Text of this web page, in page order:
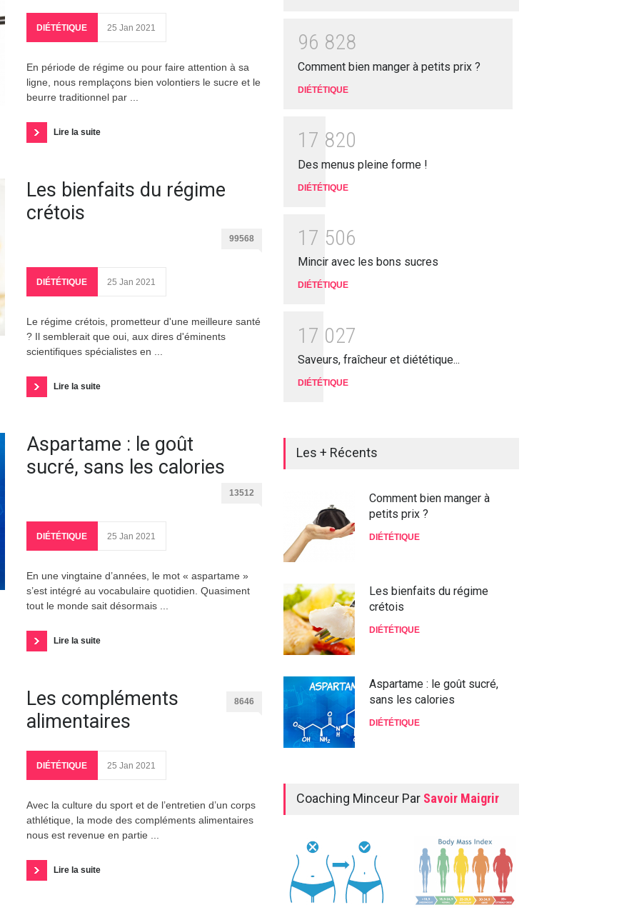
DIÉTÉTIQUE 25 Jan 2021
En période de régime ou pour faire attention à sa
ligne, nous remplaçons bien volontiers le sucre et le
beurre traditionnel par ...
Lire la suite
Les bienfaits du régime
crétois
99568
DIÉTÉTIQUE 25 Jan 2021
Le régime crétois, prometteur d'une meilleure santé
? Il semblerait que oui, aux dires d'éminents
scientifiques spécialistes en ...
Lire la suite
Aspartame : le goût
sucré, sans les calories
13512
DIÉTÉTIQUE 25 Jan 2021
En une vingtaine d’années, le mot « aspartame »
s’est intégré au vocabulaire quotidien. Quasiment
tout le monde sait désormais ...
Lire la suite
Les compléments
alimentaires
8646
DIÉTÉTIQUE 25 Jan 2021
Avec la culture du sport et de l’entretien d’un corps
athlétique, la mode des compléments alimentaires
nous est revenue en partie ...
Lire la suite
96 828
Comment bien manger à petits prix ?
DIÉTÉTIQUE
1 7 820
Des menus pleine forme !
DIÉTÉTIQUE
1 7 506
Mincir avec les bons sucres
DIÉTÉTIQUE
1 7 027
Saveurs, fraîcheur et diététique...
DIÉTÉTIQUE
Les + Récents
Comment bien manger à
petits prix ?
DIÉTÉTIQUE
Les bienfaits du régime
crétois
DIÉTÉTIQUE
Aspartame : le goût sucré,
sans les calories
DIÉTÉTIQUE
diététique...
Des menus pleine forme !
DIÉTÉTIQUE
Coaching Minceur Par Savoir Maigrir